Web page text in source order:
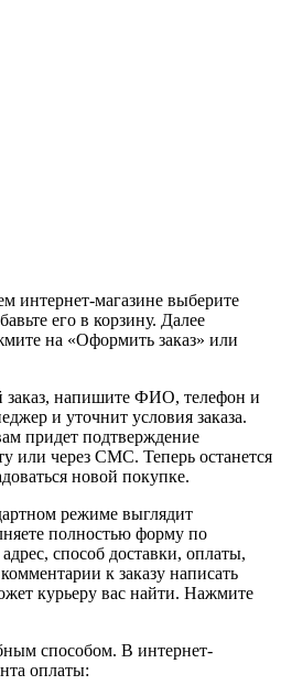
интернет-магазине выберите
его в корзину. Далее
на «Оформить заказ» или
заказ, напишите ФИО, телефон и
и уточнит условия заказа.
придет подтверждение
или через СМС. Теперь останется
новой покупке.
режиме выглядит
полностью форму по
способ доставки, оплаты,
к заказу написать
курьеру вас найти. Нажмите
способом. В интернет-
оплаты: